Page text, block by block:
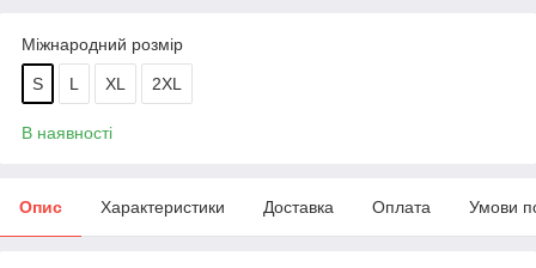
Міжнародний розмір
S L XL 2XL
В наявності
Опис Характеристики Доставка Оплата Умови